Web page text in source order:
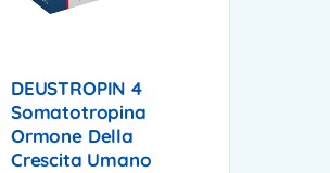
DEUSTROPIN 4
Somatotropina
Ormone Della
Crescita Umano